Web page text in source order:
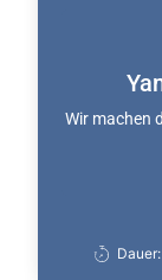
Wir machen